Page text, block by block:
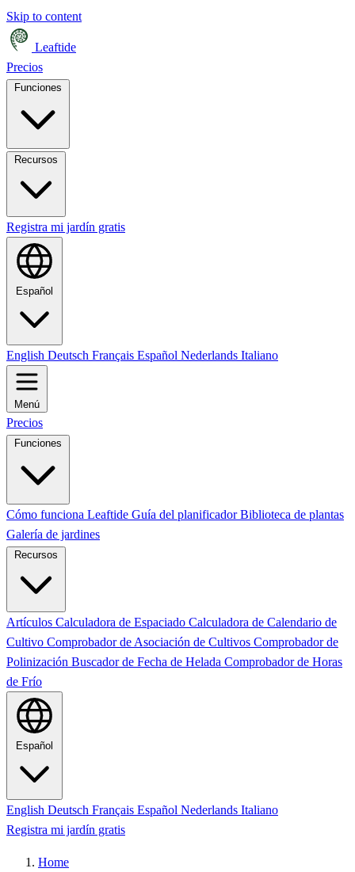
Skip to content
Leaftide
Precios
Registra mi jardín gratis
Español
English Deutsch Français Español Nederlands Italiano
Menú
Precios
Funciones
Cómo funciona Leaftide Guía del planificadorBiblioteca de plantas
Galería de jardines
Recursos
Artículos Calculadora de Espaciado Calculadora de Calendario de
Cultivo Comprobador de Asociación de Cultivos Comprobador de
Polinización Buscador de Fecha de Helada Comprobador de Horas
de Frío
Español
English Deutsch Français Español Nederlands Italiano
Registra mi jardín gratis
Home